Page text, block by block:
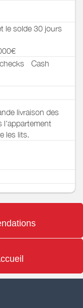
le solde 30 jours
Cash
livraison des
l'appartement
les lits.